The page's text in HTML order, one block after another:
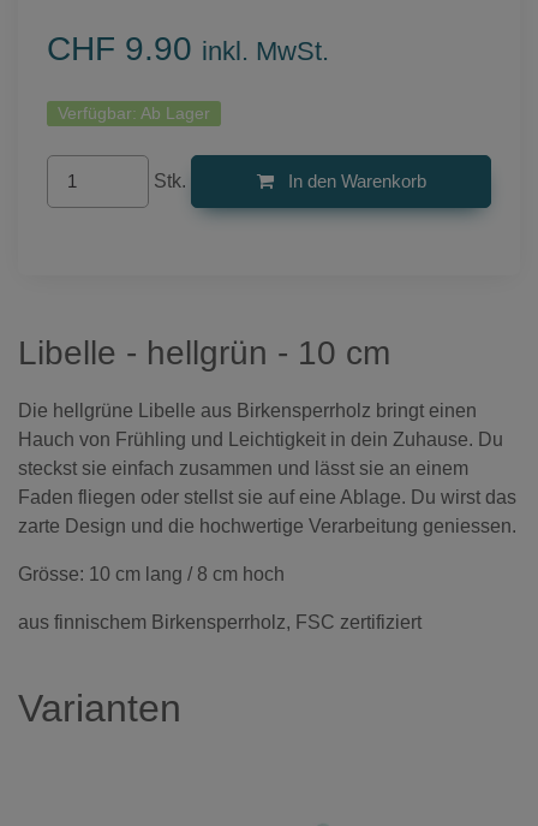
CHF 9.90 inkl. MwSt.
Verfügbar: Ab Lager
Stk. In den Warenkorb
Libelle - hellgrün - 10 cm
Die hellgrüne Libelle aus Birkensperrholz bringt einen
Hauch von Frühling und Leichtigkeit in dein Zuhause. Du
steckst sie einfach zusammen und lässt sie an einem
Faden fliegen oder stellst sie auf eine Ablage. Du wirst das
zarte Design und die hochwertige Verarbeitung geniessen.
Grösse: 10 cm lang / 8 cm hoch
aus finnischem Birkensperrholz, FSC zertifiziert
Varianten